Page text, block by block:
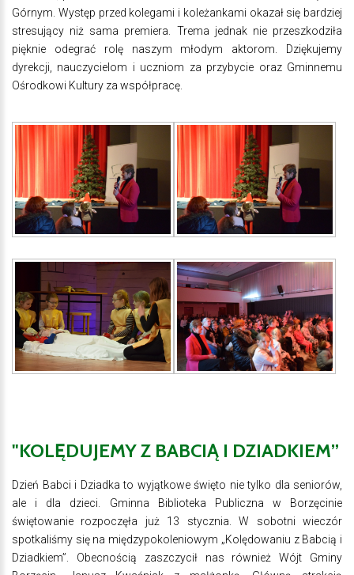
Górnym. Występ przed kolegami i koleżankami okazał się bardziej
stresujący niż sama premiera. Trema jednak nie przeszkodziła
pięknie odegrać rolę naszym młodym aktorom. Dziękujemy
dyrekcji, nauczycielom i uczniom za przybycie oraz Gminnemu
Ośrodkowi Kultury za współpracę.
"KOLĘDUJEMYZ BABCIĄ I DZIADKIEM”
Dzień Babci i Dziadka to wyjątkowe święto nie tylko dla seniorów,
ale i dla dzieci. Gminna Biblioteka Publiczna w Borzęcinie
świętowanie rozpoczęła już 13 stycznia. W sobotni wieczór
spotkaliśmy się na międzypokoleniowym „Kolędowaniu z Babcią i
Dziadkiem”. Obecnością zaszczycił nas również Wójt Gminy